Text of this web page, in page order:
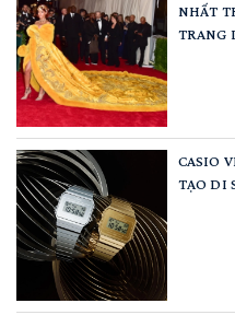
NHẤT
TRANG
CASIO
TẠO DI